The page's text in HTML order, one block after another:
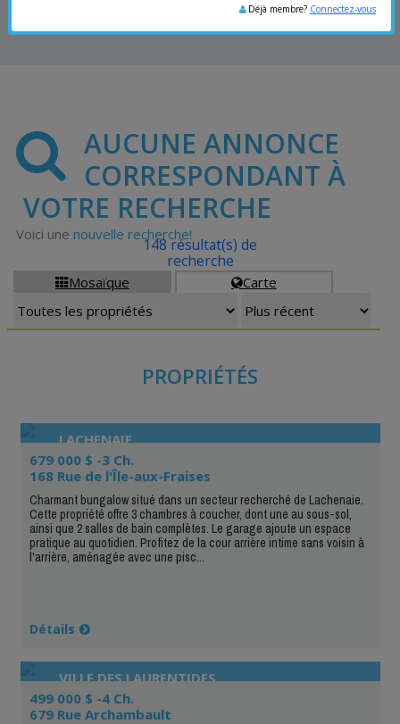
AUCUNE ANNONCE
CORRESPONDANT À
VOTRE RECHERCHE
Voici une nouvelle recherche!
Mosaïque Carte
148 résultat(s) de
recherche
PROPRIÉTÉS
LACHENAIE
679 000 $ -3 Ch.
168 Rue de l'Île-aux-Fraises
Charmant bungalow situé dans un secteur recherché de Lachenaie.
Cette propriété offre 3 chambres à coucher, dont une au sous-sol,
ainsi que 2 salles de bain complètes. Le garage ajoute un espace
pratique au quotidien. Profitez de la cour arrière intime sans voisin à
l'arrière, aménagée avec une pisc...
Détails
VILLE DES LAURENTIDES
499 000 $ -4 Ch.
679 Rue Archambault
Déjà membre? Connectez-vous